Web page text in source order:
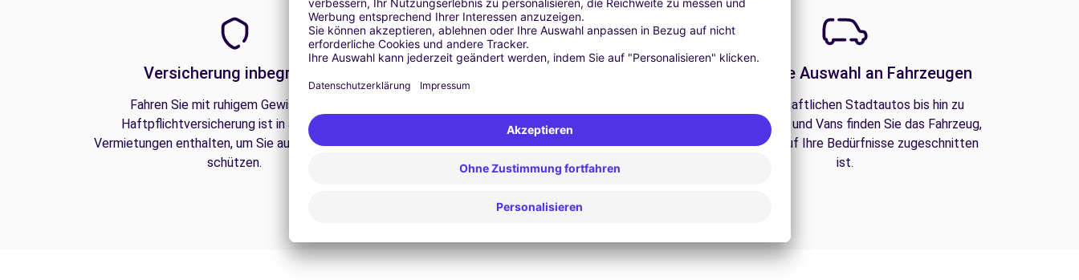
Versicherung inbegriffen
Fahren Sie mit ruhigem Gewissen. Die
Haftpflichtversicherung ist in all unseren
Vermietungen enthalten, um Sie auf der Straße zu
schützen.
ist jederzeit verfügbar, um eine
unterbrechungsfreie Reise zu gewährleisten.
Eine große Auswahl an Fahrzeugen
Von wirtschaftlichen Stadtautos bis hin zu
Familien-SUVs und Vans finden Sie das Fahrzeug,
das perfekt auf Ihre Bedürfnisse zugeschnitten
ist.